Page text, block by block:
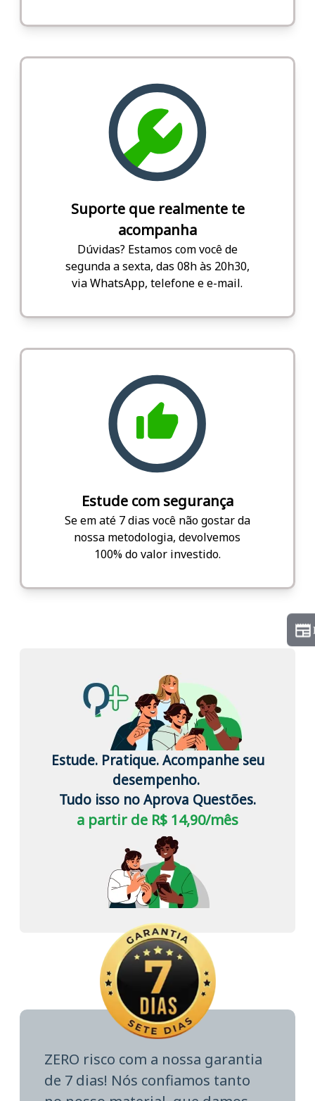
Suporte que realmente te
acompanha
Dúvidas? Estamos com você de
segunda a sexta, das 08h às 20h30,
via WhatsApp, telefone e e-mail.
Estude com segurança
Se em até 7 dias você não gostar da
nossa metodologia, devolvemos
100% do valor investido.
Estude. Pratique. Acompanhe seu
desempenho.
Tudo isso no Aprova Questões.
a partir de R$ 14,90/mês
ZERO risco com a nossa garantia
de 7 dias! Nós confiamos tanto